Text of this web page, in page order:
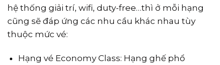
hệ thống giải trí, wifi, duty-free…thì ở mỗi hạng
cũng sẽ đáp ứng các nhu cầu khác nhau tùy
thuộc mức vé:
Hạng vé Economy Class: Hạng ghế phổ